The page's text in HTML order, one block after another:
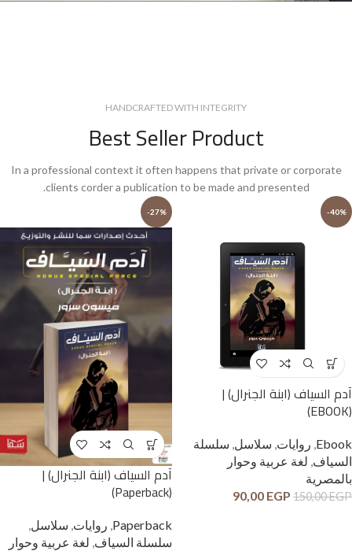
HANDCRAFTED WITH INTEGRITY
Best Seller Product
In a professional context it often happens that private or corporate
clients corder a publication to be made and presented.
-40%
آدم السياف (ابنة الجنرال) |
(EBOOK)
Ebook
, روايات, سلاسل, سلسلة
السياف, لغة عربية وحوار
بالمصرية
150,00EGP
90,00 EGP
-27%
آدم السياف (ابنة الجنرال) |
(Paperback)
Paperback
, روايات, سلاسل,
سلسلة السياف, لغة عربية وحوار